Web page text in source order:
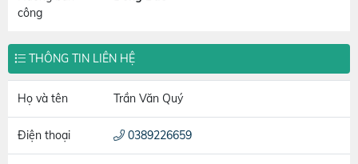
công
THÔNG TIN LIÊN HỆ
Họ và tên Trần Văn Quý
Điện thoại 0389226659